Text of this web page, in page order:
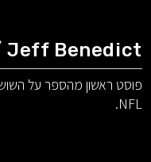
Jeff Benedict
פוסט ראשון מהספר על
NFL.